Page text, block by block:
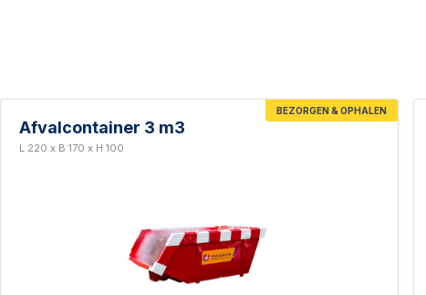
BEZORGEN & OPHALEN
Afvalcontainer 3 m3
L 220 x B 170 x H 100